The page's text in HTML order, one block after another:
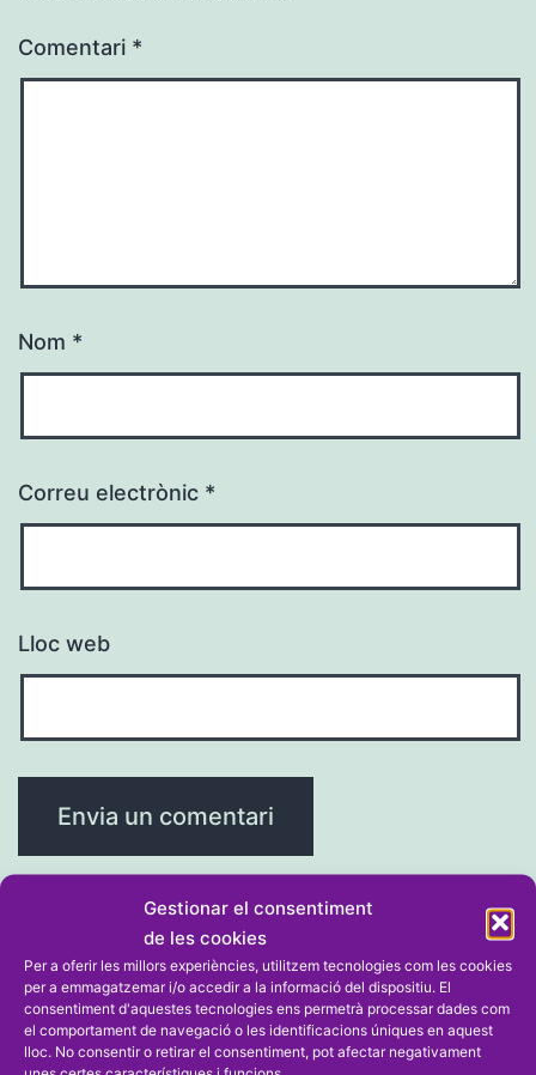
Gestionar el consentiment
de les cookies
Per a oferir les millors experiències, utilitzem tecnologies com les cookies
per a emmagatzemar i/o accedir a la informació del dispositiu. El
consentiment d'aquestes tecnologies ens permetrà processar dades com
el comportament de navegació o les identificacions úniques en aquest
lloc. No consentir o retirar el consentiment, pot afectar negativament
Comentari *
Nom *
Correu electrònic *
Lloc web
Navegació
d'entrades
Entrada anterior
Cursa Solidària de La Xara recapta
2.000 euros per a ADELA